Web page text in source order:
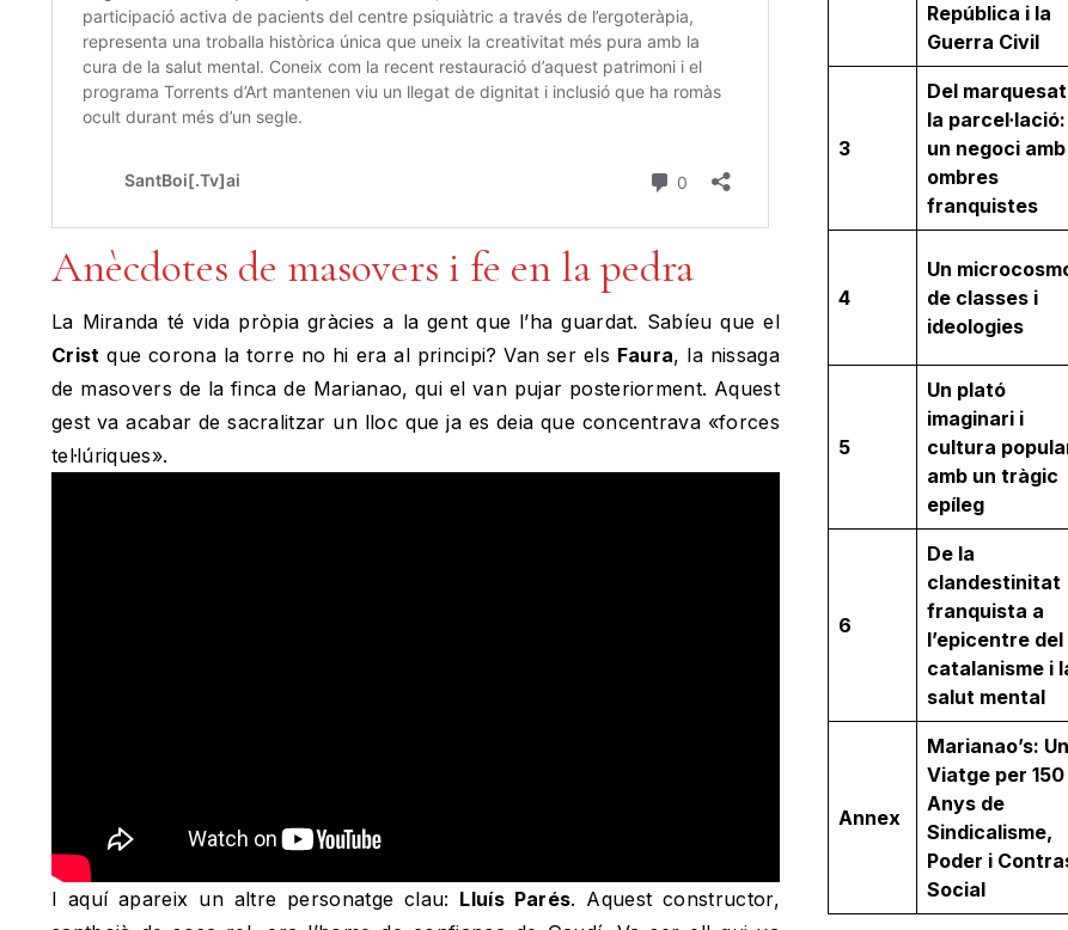
Anècdotes de masovers i fe en la pedra
La Miranda té vida pròpia gràcies a la gent que l’ha guardat. Sabíeu que el
Crist que corona la torre no hi era al principi? Van ser els Faura, la nissaga
de masovers de la finca de Marianao, qui el van pujar posteriorment. Aquest
gest va acabar de sacralitzar un lloc que ja es deia que concentrava «forces
tel·lúriques».
I aquí apareix un altre personatge clau: Lluís Parés. Aquest constructor,
República i la
Guerra Civil
3
Del
la parcel·lació:
un negoci amb
ombres
franquistes
4
Un
de classes i
ideologies
5
Un plató
imaginari i
cultura
amb un tràgic
epíleg
6
De la
clandestinitat
franquista a
l’epicentre del
catalanisme i
salut mental
Annex
Marianao’s: Un
Viatge per 150
Anys de
Sindicalisme,
Poder i
Social